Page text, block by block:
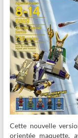
Cette nouvelle
orientée maquette,